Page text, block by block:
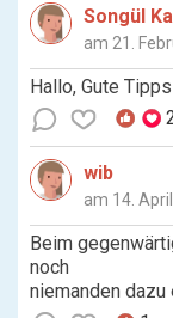
Songül
am 21.
Hallo, Gute
wib
am 14.
Beim
noch
niemanden dazu